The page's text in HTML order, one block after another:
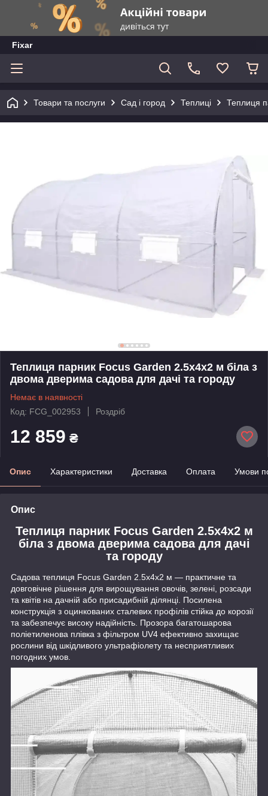
Fixar
Товари та послуги Сад і город Теплиці Теплиця
Теплиця парник Focus Garden 2.5x4x2 м біла з
двома дверима садова для дачі та городу
Немає в наявності
Код: FCG_002953
Роздріб
12 859 ₴
Опис Характеристики Доставка Оплата Умови
Опис
Теплиця парник Focus Garden 2.5x4x2 м
біла з двома дверима садова для дачі
та городу
Садова теплиця Focus Garden 2.5x4x2 м — практичне та
довговічне рішення для вирощування овочів, зелені, розсади
та квітів на дачній або присадибній ділянці. Посилена
конструкція з оцинкованих сталевих профілів стійка до корозії
та забезпечує високу надійність. Прозора багатошарова
поліетиленова плівка з фільтром UV4 ефективно захищає
рослини від шкідливого ультрафіолету та несприятливих
погодних умов.